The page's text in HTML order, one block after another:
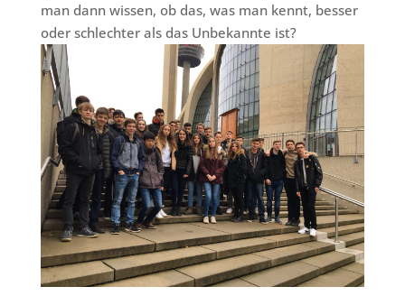
man dann wissen, ob das, was man kennt, besser
oder schlechter als das Unbekannte ist?